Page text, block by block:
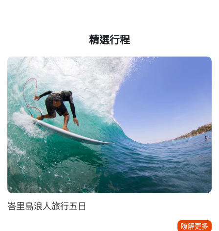
精選行程
峇里島浪人旅行五日
瞭解更多